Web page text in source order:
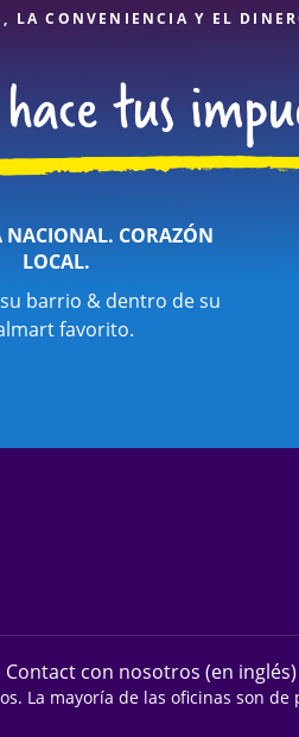
LA CONVENIENCIA Y EL
NACIONAL. CORAZÓN
LOCAL.
barrio & dentro de su
favorito.
Contact con nosotros (en inglés)
La mayoría de las oficinas son